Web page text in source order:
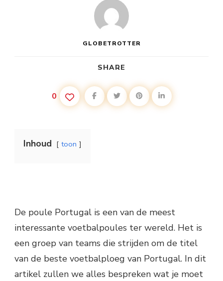
GLOBETROTTER
SHARE
0
Inhoud toon
De poule Portugal is een van de meest
interessante voetbalpoules ter wereld. Het is
een groep van teams die strijden om de titel
van de beste voetbalploeg van Portugal. In dit
artikel zullen we alles bespreken wat je moet